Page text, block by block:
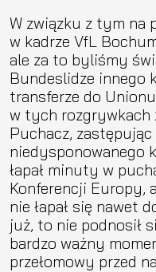
W związku z tym na
w kadrze VfL
ale za to byliśmy
Bundeslidze innego
transferze do
w tych rozgrywkach
Puchacz,
niedysponowanego
łapał minuty w
Konferencji Europy,
nie łapał się nawet
już, to nie podnosił
bardzo ważny
przełomowy przed